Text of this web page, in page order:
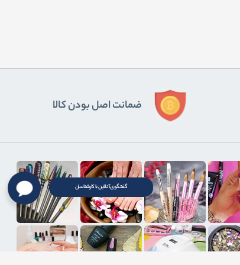
گفتگوی آنلاین با کارشناسان
ضمانت اصل بودن کالا